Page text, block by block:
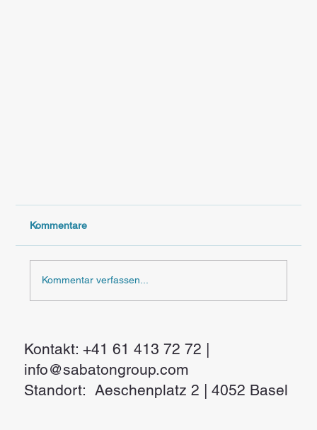
Kommentare
Kommentar verfassen...
Kontakt: +41 61 413 72 72 |
info@sabatongroup.com
Standort: Aeschenplatz 2 | 4052 Basel